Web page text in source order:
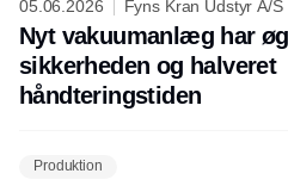
05.06.2026 Fyns Kran Udstyr A/S
Nyt vakuumanlæg har
sikkerheden og halveret
håndteringstiden
Produktion